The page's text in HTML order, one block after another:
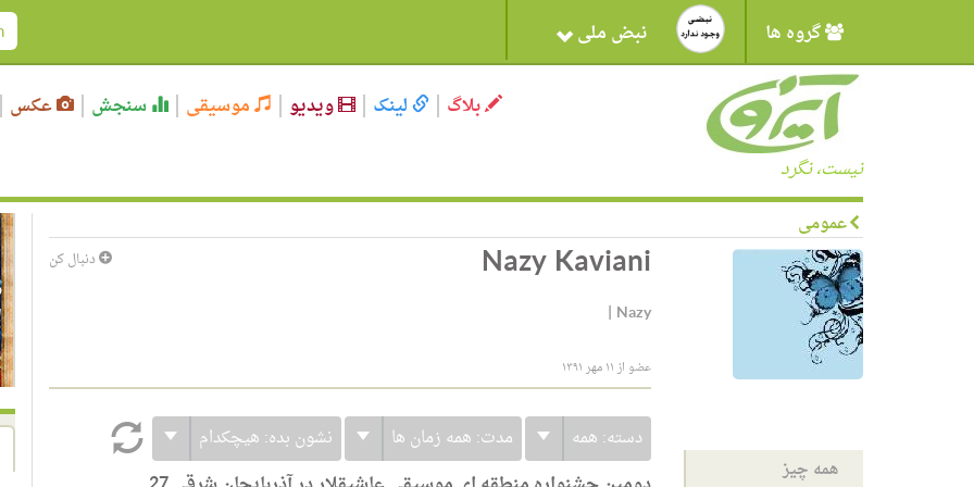
گروه ها نبض ملی
نیست، نگرد
بلاگ لینک ویدیو موسیقی سنجش عکس
عمومی
همه چیز
دنبال کن Nazy Kaviani
Nazy
|
عضو از ۱۱ مهر ۱۳۹۱
دسته: همه مدت: همه زمان ها نشون بده: هیچکدام